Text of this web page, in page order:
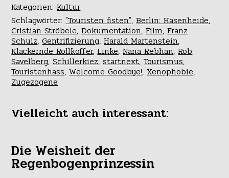
Kategorien:Kultur
Schlagwörter:"Touristen fisten",Berlin: Hasenheide,
Cristian Ströbele,Dokumentation,Film,Franz
Schulz,Gentrifizierung,Harald Martenstein,
Klackernde Rollkoffer,Linke,Nana Rebhan,Rob
Savelberg,Schillerkiez,startnext,Tourismus,
Touristenhass,Welcome Goodbye!,Xenophobie,
Zugezogene
Vielleicht auch interessant:
Die Weisheit der
Regenbogenprinzessin